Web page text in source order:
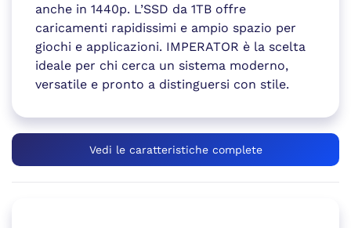
anche in 1440p. L’SSD da 1TB offre
caricamenti rapidissimi e ampio spazio per
giochi e applicazioni. IMPERATOR è la scelta
ideale per chi cerca un sistema moderno,
versatile e pronto a distinguersi con stile.
Vedi le caratteristiche complete